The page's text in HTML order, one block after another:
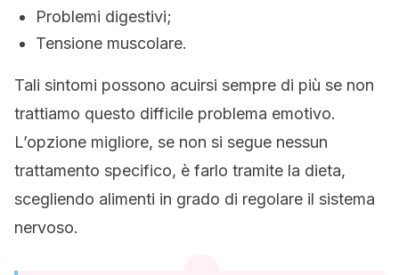
Problemi digestivi;
Tensione muscolare.
Tali sintomi possono acuirsi sempre di più se non
trattiamo questo difficile problema emotivo.
L’opzione migliore, se non si segue nessun
trattamento specifico, è farlo tramite la dieta,
scegliendo alimenti in grado di regolare il sistema
nervoso.